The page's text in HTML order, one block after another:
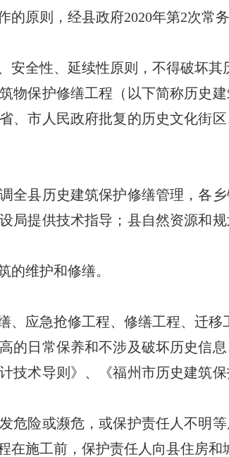
原则，经县政府2020年第2次常
全性、延续性原则，不得破坏其
保护修缮工程（以下简称历史建
、市人民政府批复的历史文化街
县历史建筑保护修缮管理，各乡
局提供技术指导；县自然资源和
维护和修缮。
应急抢修工程、修缮工程、迁移
日常保养和不涉及破坏历史信息
技术导则》、《福州市历史建筑
险或濒危，或保护责任人不明等
在施工前，保护责任人向县住房和